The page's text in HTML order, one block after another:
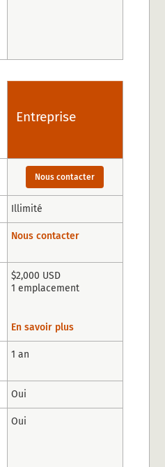
Entreprise
Nous contacter
Illimité
Nous contacter
$2,000 USD
1 emplacement
En savoir plus
1 an
Oui
Oui